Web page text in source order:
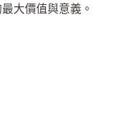
大價值與意義。